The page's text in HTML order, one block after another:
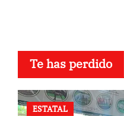
Te has perdido
ESTATAL